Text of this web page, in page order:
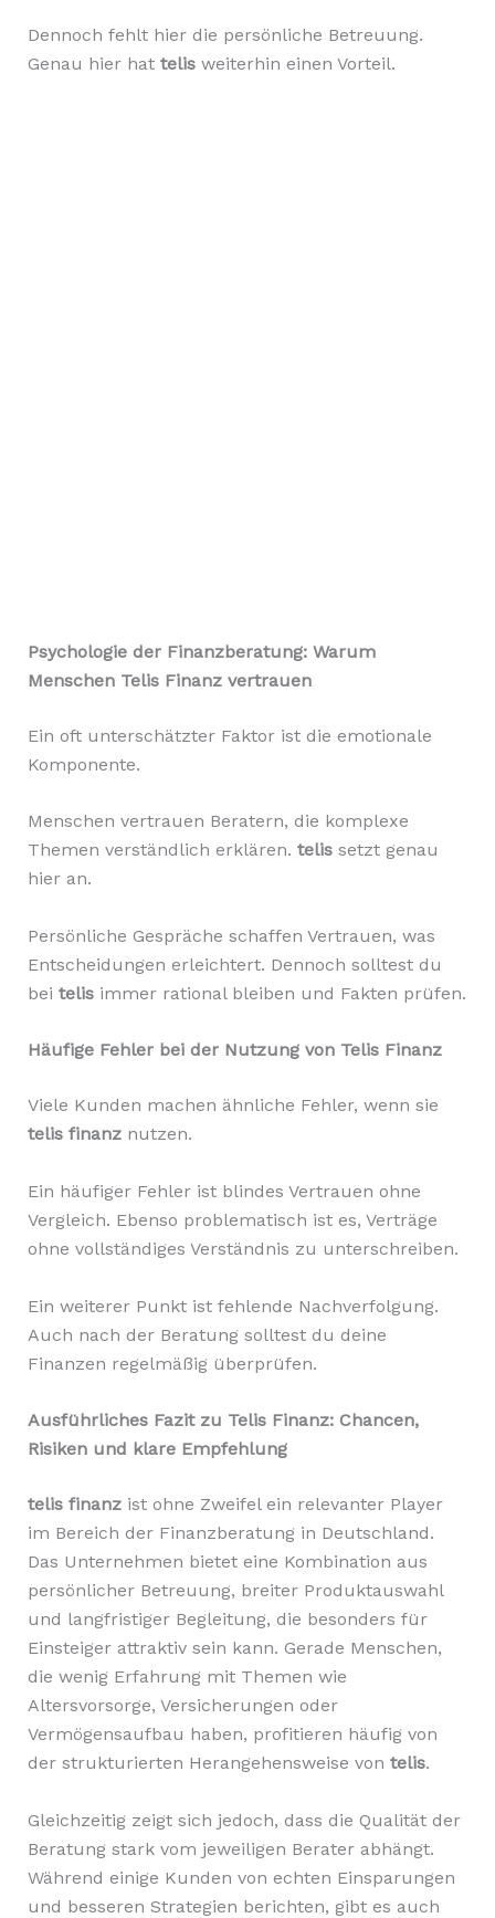
Dennoch fehlt hier die persönliche Betreuung.
Genau hier hat telisweiterhin einen Vorteil.
Psychologie der Finanzberatung: Warum
Menschen Telis Finanz vertrauen
Ein oft unterschätzter Faktor ist die emotionale
Komponente.
Menschen vertrauen Beratern, die komplexe
Themen verständlich erklären. telissetzt genau
hier an.
Persönliche Gespräche schaffen Vertrauen, was
Entscheidungen erleichtert. Dennoch solltest du
bei telisimmer rational bleiben und Fakten prüfen.
Häufige Fehler bei der Nutzung von Telis Finanz
Viele Kunden machen ähnliche Fehler, wenn sie
telis finanznutzen.
Ein häufiger Fehler ist blindes Vertrauen ohne
Vergleich. Ebenso problematisch ist es, Verträge
ohne vollständiges Verständnis zu unterschreiben.
Ein weiterer Punkt ist fehlende Nachverfolgung.
Auch nach der Beratung solltest du deine
Finanzen regelmäßig überprüfen.
Ausführliches Fazit zu Telis Finanz: Chancen,
Risiken und klare Empfehlung
telis finanzist ohne Zweifel ein relevanter Player
im Bereich der Finanzberatung in Deutschland.
Das Unternehmen bietet eine Kombination aus
persönlicher Betreuung, breiter Produktauswahl
und langfristiger Begleitung, die besonders für
Einsteiger attraktiv sein kann. Gerade Menschen,
die wenig Erfahrung mit Themen wie
Altersvorsorge, Versicherungen oder
Vermögensaufbau haben, profitieren häufig von
der strukturierten Herangehensweise von telis.
Gleichzeitig zeigt sich jedoch, dass die Qualität der
Beratung stark vom jeweiligen Berater abhängt.
Während einige Kunden von echten Einsparungen
und besseren Strategien berichten, gibt es auch